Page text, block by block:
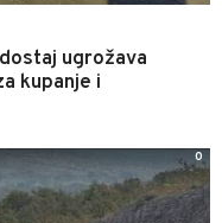
ugrožava
kupanje i
0